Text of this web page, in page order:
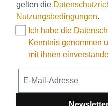
gelten die
Nutzungsbedingungen.
Ich habe die
Kenntnis genommen
mit ihnen